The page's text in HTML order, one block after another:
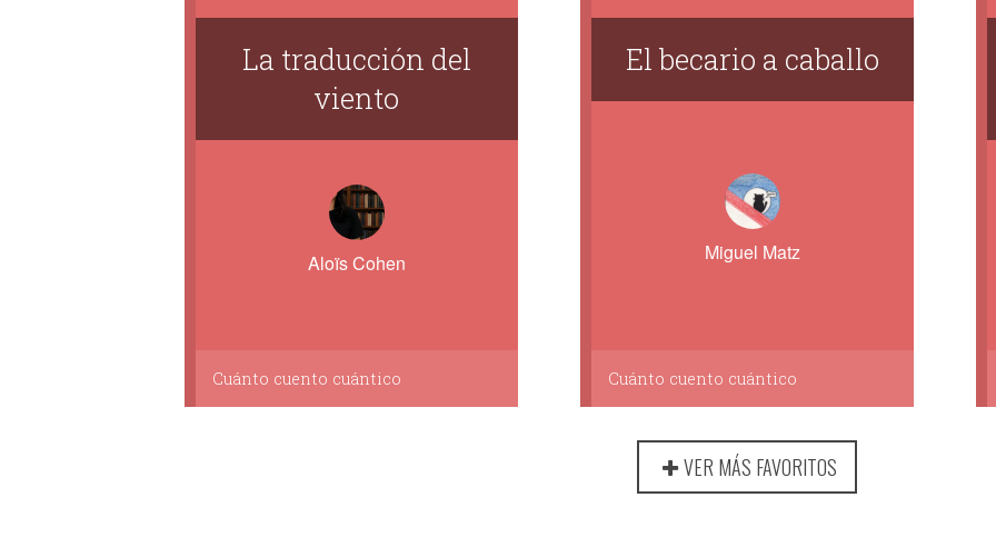
La traducción del
viento
Aloïs Cohen
Cuánto cuento cuántico
El becario a caballo
Miguel Matz
Cuánto cuento cuántico
VER MÁS FAVORITOS